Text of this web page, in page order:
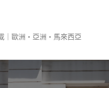
｜歐洲・亞洲・馬來西亞